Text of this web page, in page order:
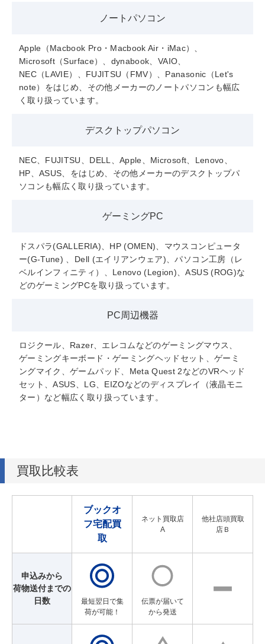
ノートパソコン
Apple（Macbook Pro・Macbook Air・iMac）、
Microsoft（Surface）、dynabook、VAIO、
NEC（LAVIE）、FUJITSU（FMV）、Panasonic（Let's
note）をはじめ、その他メーカーのノートパソコンも幅広
く取り扱っています。
デスクトップパソコン
NEC、FUJITSU、DELL、Apple、Microsoft、Lenovo、
HP、ASUS、をはじめ、その他メーカーのデスクトップパ
ソコンも幅広く取り扱っています。
ゲーミングPC
ドスパラ(GALLERIA)、HP (OMEN)、マウスコンピュータ
ー(G-Tune) 、Dell (エイリアンウェア)、パソコン工房（レ
ベルインフィニティ）、Lenovo (Legion)、ASUS (ROG)な
どのゲーミングPCを取り扱っています。
PC周辺機器
ロジクール、Razer、エレコムなどのゲーミングマウス、
ゲーミングキーボード・ゲーミングヘッドセット、ゲーミ
ングマイク、ゲームパッド、Meta Quest 2などのVRヘッド
セット、ASUS、LG、EIZOなどのディスプレイ（液晶モニ
ター）など幅広く取り扱っています。
買取比較表
ブックオ
フ宅配買
取
ネット買取店
A
他社店頭買取
店Ｂ
申込みから
荷物送付までの
日数
最短翌日で集
荷が可能！
伝票が届いて
から発送